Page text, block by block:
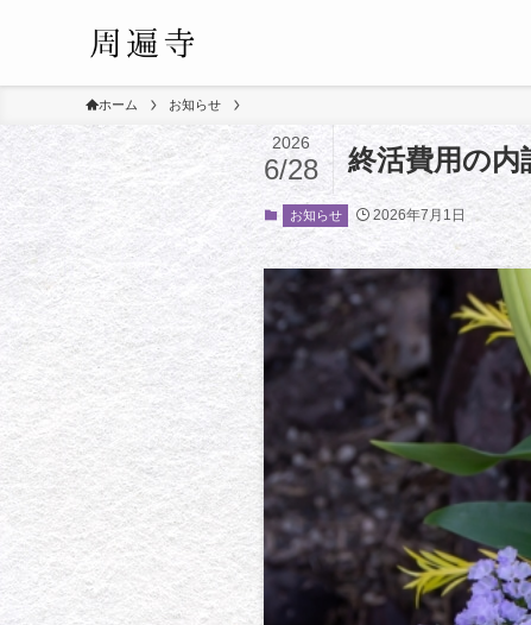
ホーム お知らせ
終活費用の
2026
6/28
お知らせ 2026年7月1日